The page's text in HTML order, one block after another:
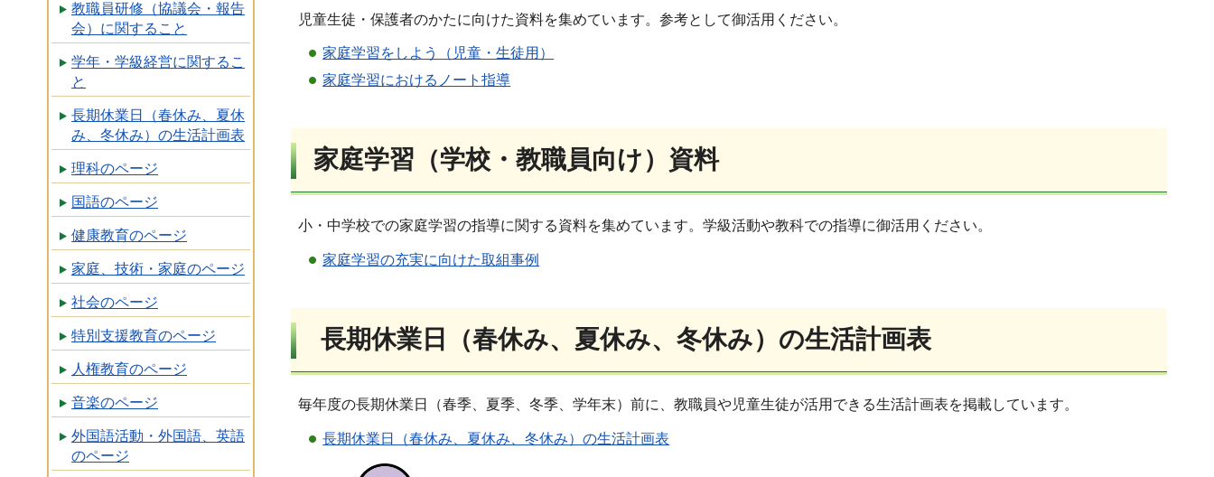
教職員研修（協議会・報告
会）に関すること
学年・学級経営に関するこ
と
長期休業日（春休み、夏休
み、冬休み）の生活計画表
理科のページ
国語のページ
健康教育のページ
家庭、技術・家庭のページ
社会のページ
特別支援教育のページ
人権教育のページ
音楽のページ
外国語活動・外国語、英語
のページ
児童生徒・保護者のかたに向けた資料を集めています。参考として御活用ください。
家庭学習をしよう（児童・生徒用）
家庭学習におけるノート指導
家庭学習（学校・教職員向け）資料
小・中学校での家庭学習の指導に関する資料を集めています。学級活動や教科での指導に御活用ください。
家庭学習の充実に向けた取組事例
長期休業日（春休み、夏休み、冬休み）の生活計画表
毎年度の長期休業日（春季、夏季、冬季、学年末）前に、教職員や児童生徒が活用できる生活計画表を掲載しています。
長期休業日（春休み、夏休み、冬休み）の生活計画表